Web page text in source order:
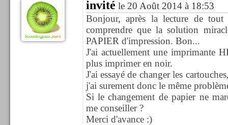
invité le 20 Août 2014 à 18:53
Bonjour, après la lecture de tout
comprendre que la solution
PAPIER d'impression. Bon...
J'ai actuellement une imprimante
plus imprimer en noir.
J'ai essayé de changer les
j'ai surement donc le même
Si le changement de papier ne
me conseiller ?
Merci d'avance :)